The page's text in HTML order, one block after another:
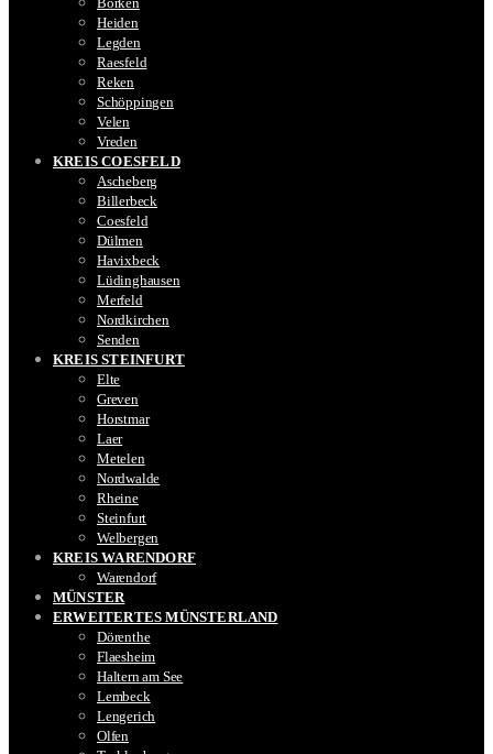
Heiden
Legden
Raesfeld
Reken
Schöppingen
Velen
Vreden
KREIS COESFELD
Ascheberg
Billerbeck
Coesfeld
Dülmen
Havixbeck
Lüdinghausen
Merfeld
Nordkirchen
Senden
KREIS STEINFURT
Elte
Greven
Horstmar
Laer
Metelen
Nordwalde
Rheine
Steinfurt
Welbergen
KREIS WARENDORF
Warendorf
MÜNSTER
ERWEITERTES MÜNSTERLAND
Dörenthe
Flaesheim
Haltern am See
Lembeck
Lengerich
Olfen